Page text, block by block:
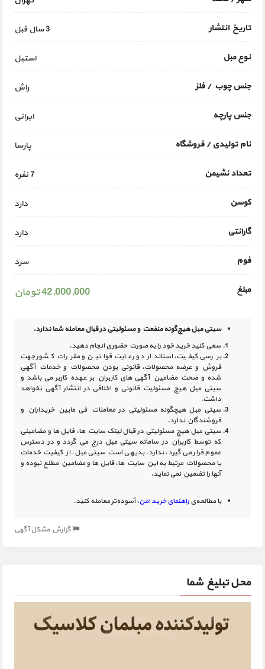
تاریخ انتشار 3 سال قبل
نوع مبل استیل
جنس چوب / فلز راش
جنس پارچه ایرانی
نام تولیدی / فروشگاه پارسا
تعداد نشیمن 7 نفره
کوسن دارد
گارانتی دارد
فوم سرد
مبلغ 42,000,000 تومان
سیتی مبل هیچ‌گونه منفعت و مسئولیتی درقبال معامله شما ندارد.
سعی کنید خرید خود را به صورت حضوری انجام دهید.
بررسی کیفیت، استاندارد و رعایت قوانین و مقررات کشور جهت
فروش و عرضه محصولات، قانونی بودن محصولات و خدمات آگهی
شده و صحت مضامین آگهی‏ های کاربران بر عهده کاربر می باشد و
سیتی مبل هیچ مسئولیت قانونی و اخلاقی در انتشار آگهی نخواهد
داشت.
سیتی مبل هیچگونه مسئولیتی در معاملات فی مابین خریداران و
فروشندگان ندارد.
سیتی مبل هیچ مسئولیتی در قبال لینک‏ سایت ‏ها، فایل ‏ها و مضامینی
که توسط کاربران در سامانه‏ سیتی مبل درج می گردد و در دسترس
عموم قرار می گیرد، ندارد. بدیهی است سیتی مبل، از کیفیت خدمات
یا محصولات مرتبط به این سایت‏ ها، فایل ها و مضامین مطلع نبوده و
آنها را تضمین نمی نماید.
با مطالعه‌یراهنمای خرید امن، آسوده‌تر معامله کنید.
گزارش مشکل آگهی
محل تبلیغ شما